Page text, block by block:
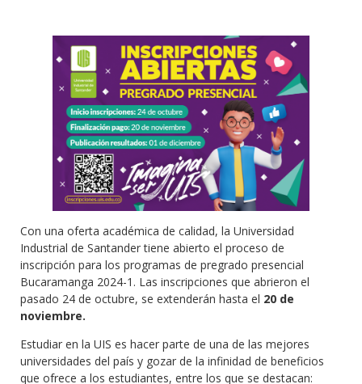
Con una oferta académica de calidad, la Universidad
Industrial de Santander tiene abierto el proceso de
inscripción para los programas de pregrado presencial
Bucaramanga 2024-1. Las inscripciones que abrieron el
pasado 24 de octubre, se extenderán hasta el 20 de
noviembre.
Estudiar en la UIS es hacer parte de una de las mejores
universidades del país y gozar de la infinidad de beneficios
que ofrece a los estudiantes, entre los que se destacan: